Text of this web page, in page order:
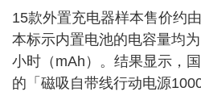
15款外置充电器样本售价约
本标示内置电池的电容量均
小时（mAh）。结果显示，
的「磁吸自带线行动电源